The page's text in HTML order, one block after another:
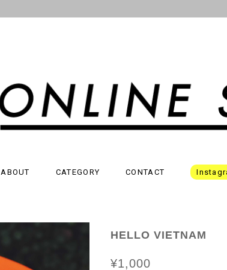
ABOUT CATEGORY CONTACT
HELLO VIETNAM
¥1,000